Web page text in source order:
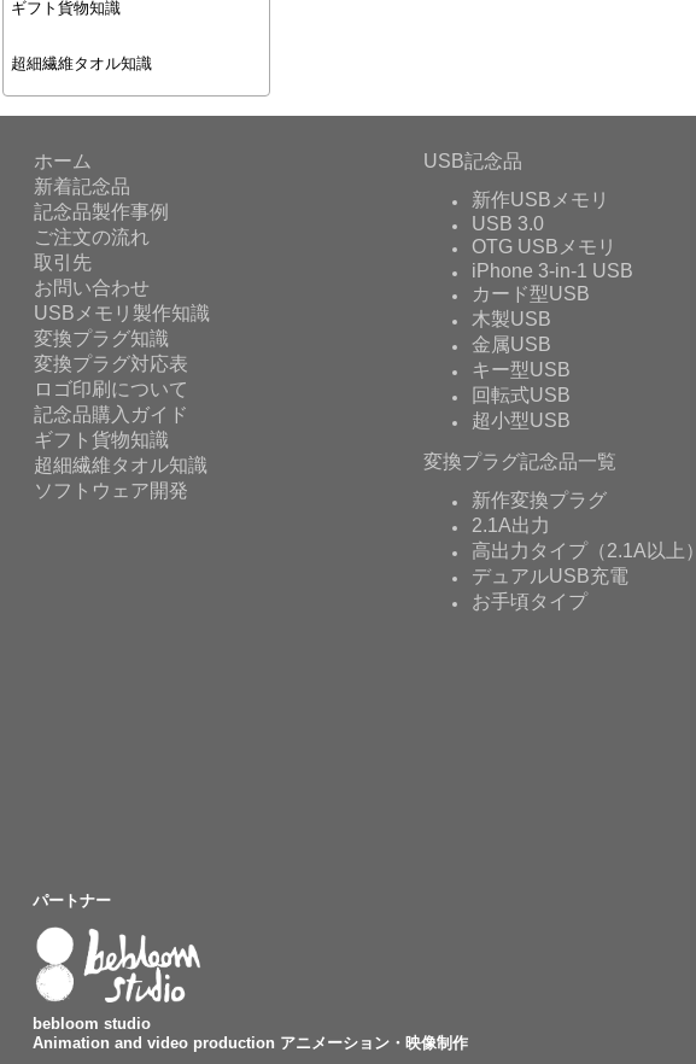
ギフト貨物知識
超細繊維タオル知識
ホーム
新着記念品
記念品製作事例
ご注文の流れ
取引先
お問い合わせ
USBメモリ製作知識
変換プラグ知識
変換プラグ対応表
ロゴ印刷について
記念品購入ガイド
ギフト貨物知識
超細繊維タオル知識
ソフトウェア開発
USB記念品
新作USBメモリ
USB 3.0
OTG USBメモリ
iPhone 3-in-1 USB
カード型USB
木製USB
金属USB
キー型USB
回転式USB
超小型USB
変換プラグ記念品一覧
新作変換プラグ
2.1A出力
高出力タイプ（2.1A以上）
デュアルUSB充電
お手頃タイプ
パートナー
bebloom studio
Animation and video production アニメーション・映像制作